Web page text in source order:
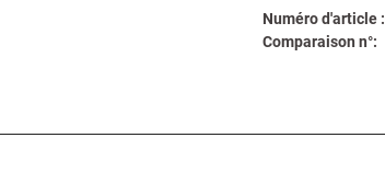
Numéro d'article :
Comparaison n°: